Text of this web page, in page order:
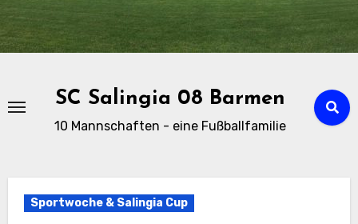
SC Salingia 08 Barmen
10 Mannschaften - eine Fußballfamilie
Sportwoche & Salingia Cup